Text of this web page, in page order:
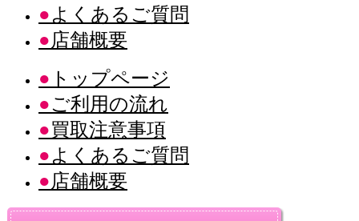
よくあるご質問
店舗概要
トップページ
ご利用の流れ
買取注意事項
よくあるご質問
店舗概要